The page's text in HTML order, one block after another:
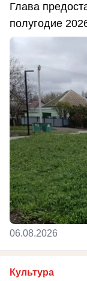
Глава
полугодие
06.08.2026
Культура